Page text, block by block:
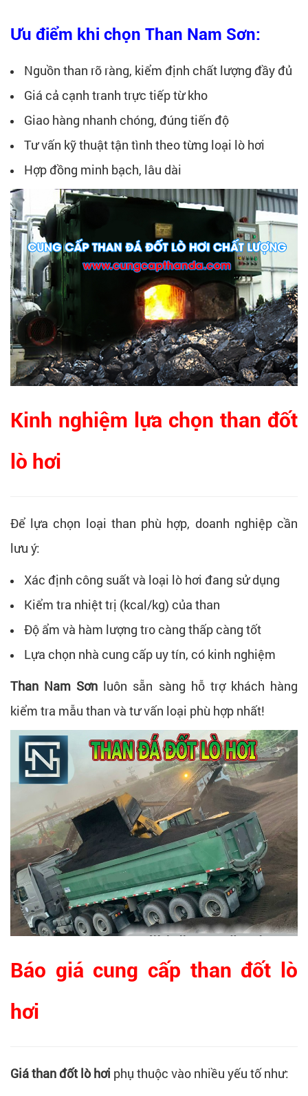
Ưu điểm khi chọn Than Nam Sơn:
Nguồn than rõ ràng, kiểm định chất lượng đầy đủ
Giá cả cạnh tranh trực tiếp từ kho
Giao hàng nhanh chóng, đúng tiến độ
Tư vấn kỹ thuật tận tình theo từng loại lò hơi
Hợp đồng minh bạch, lâu dài
Kinh nghiệm lựa chọn than đốt
lò hơi
Để lựa chọn loại than phù hợp, doanh nghiệp cần
lưu ý:
Xác định công suất và loại lò hơi đang sử dụng
Kiểm tra nhiệt trị (kcal/kg) của than
Độ ẩm và hàm lượng tro càng thấp càng tốt
Lựa chọn nhà cung cấp uy tín, có kinh nghiệm
Than Nam Sơn luôn sẵn sàng hỗ trợ khách hàng
kiểm tra mẫu than và tư vấn loại phù hợp nhất!
Báo giá cung cấp than đốt lò
hơi
Giá than đốt lò hơi phụ thuộc vào nhiều yếu tố như: